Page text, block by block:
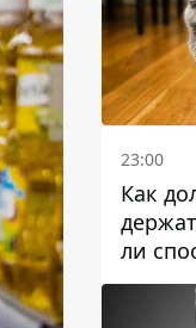
23:00
Как
ли